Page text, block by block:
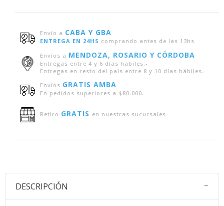
Envío a CABA Y GBA
ENTREGA EN 24HS comprando antes de las 13hs
Envíos a MENDOZA, ROSARIO Y CÓRDOBA
Entregas entre 4 y 6 días hábiles.-
Entregas en resto del país entre 8 y 10 días hábiles.-
Envíos GRATIS AMBA
En pedidos superiores a $80.000.-
Retiro GRATIS en nuestras sucursales
DESCRIPCIÓN